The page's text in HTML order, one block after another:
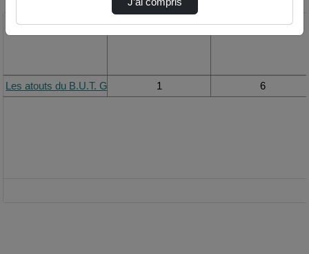
Titre Vue de la journée Vue du mois
Les atouts du B.U.T. GEII | Génie Electrique et Informatique
1 6